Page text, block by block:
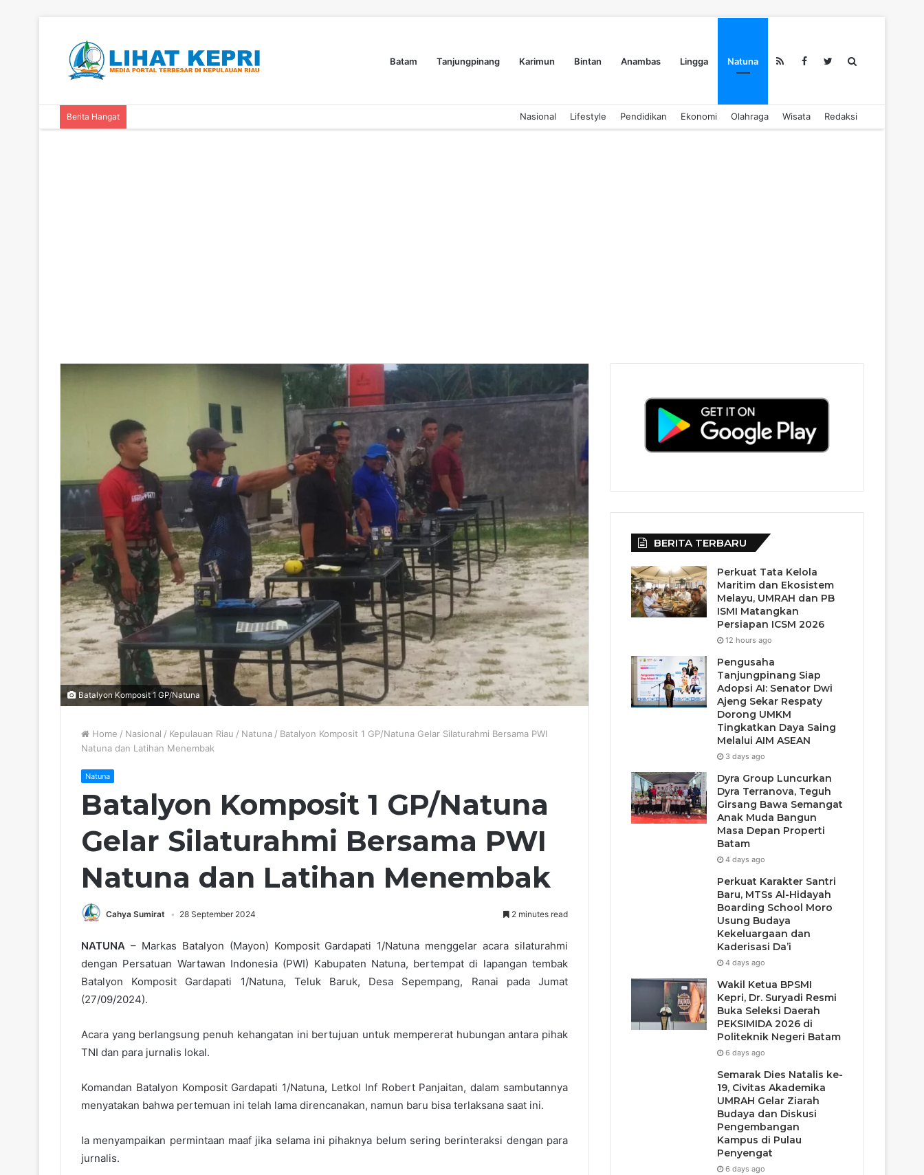
Batam Tanjungpinang Karimun Bintan Anambas Lingga Natuna
Berita Hangat Nasional Lifestyle Pendidikan Ekonomi Olahraga Wisata Redaksi
Batalyon Komposit 1 GP/Natuna
Home / Nasional / Kepulauan Riau / Natuna / Batalyon Komposit 1 GP/Natuna Gelar Silaturahmi Bersama PWI
Natuna dan Latihan Menembak
Natuna
Batalyon Komposit 1 GP/Natuna
Gelar Silaturahmi Bersama PWI
Natuna dan Latihan Menembak
Cahya Sumirat 28 September 2024 2 minutes read
NATUNA – Markas Batalyon (Mayon) Komposit Gardapati 1/Natuna menggelar acara silaturahmi
dengan Persatuan Wartawan Indonesia (PWI) Kabupaten Natuna, bertempat di lapangan tembak
Batalyon Komposit Gardapati 1/Natuna, Teluk Baruk, Desa Sepempang, Ranai pada Jumat
(27/09/2024).
Acara yang berlangsung penuh kehangatan ini bertujuan untuk mempererat hubungan antara pihak
TNI dan para jurnalis lokal.
Komandan Batalyon Komposit Gardapati 1/Natuna, Letkol Inf Robert Panjaitan, dalam sambutannya
menyatakan bahwa pertemuan ini telah lama direncanakan, namun baru bisa terlaksana saat ini.
Ia menyampaikan permintaan maaf jika selama ini pihaknya belum sering berinteraksi dengan para
jurnalis.
BERITA TERBARU
Perkuat Tata Kelola
Maritim dan Ekosistem
Melayu, UMRAH dan PB
ISMI Matangkan
Persiapan ICSM 2026
12 hours ago
Pengusaha
Tanjungpinang Siap
Adopsi AI: Senator Dwi
Ajeng Sekar Respaty
Dorong UMKM
Tingkatkan Daya Saing
Melalui AIM ASEAN
3 days ago
Dyra Group Luncurkan
Dyra Terranova, Teguh
Girsang Bawa Semangat
Anak Muda Bangun
Masa Depan Properti
Batam
4 days ago
Perkuat Karakter Santri
Baru, MTSs Al-Hidayah
Boarding School Moro
Usung Budaya
Kekeluargaan dan
Kaderisasi Da’i
4 days ago
Wakil Ketua BPSMI
Kepri, Dr. Suryadi Resmi
Buka Seleksi Daerah
PEKSIMIDA 2026 di
Politeknik Negeri Batam
6 days ago
Semarak Dies Natalis ke-
19, Civitas Akademika
UMRAH Gelar Ziarah
Budaya dan Diskusi
Pengembangan
Kampus di Pulau
Penyengat
6 days ago